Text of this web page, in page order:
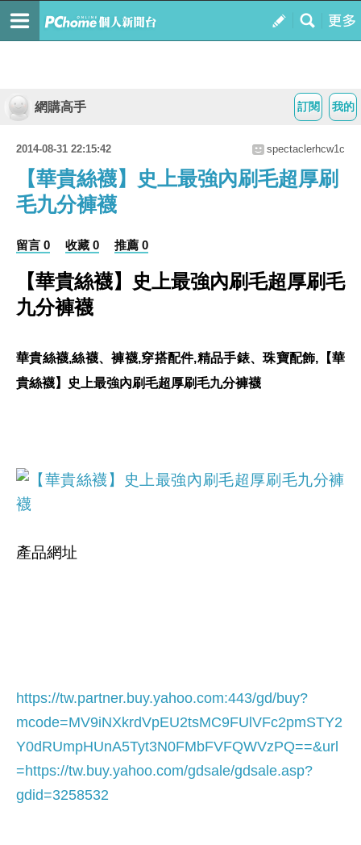
我的
訂閱
網購高手
2014-08-31 22:15:42 spectaclerhcw1c
【華貴絲襪】史上最強內刷毛超厚刷
毛九分褲襪
留言 0 收藏 0 推薦 0
【華貴絲襪】史上最強內刷毛超厚刷毛
九分褲襪
華貴絲襪,絲襪、褲襪,穿搭配件,精品手錶、珠寶配飾,【華
貴絲襪】史上最強內刷毛超厚刷毛九分褲襪
產品網址
https://tw.partner.buy.yahoo.com:443/gd/buy?
mcode=MV9iNXkrdVpEU2tsMC9FUlVFc2pmSTY2
Y0dRUmpHUnA5Tyt3N0FMbFVFQWVzPQ==&url
=https://tw.buy.yahoo.com/gdsale/gdsale.asp?
gdid=3258532